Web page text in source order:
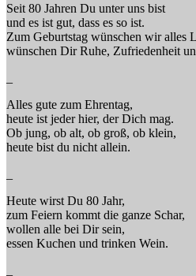
Seit 80 Jahren Du unter uns bist
und es ist gut, dass es so ist.
Zum Geburtstag wünschen wir alles
wünschen Dir Ruhe, Zufriedenheit
Alles gute zum Ehrentag,
heute ist jeder hier, der Dich mag.
Ob jung, ob alt, ob groß, ob klein,
heute bist du nicht allein.
Heute wirst Du 80 Jahr,
zum Feiern kommt die ganze Schar,
wollen alle bei Dir sein,
essen Kuchen und trinken Wein.